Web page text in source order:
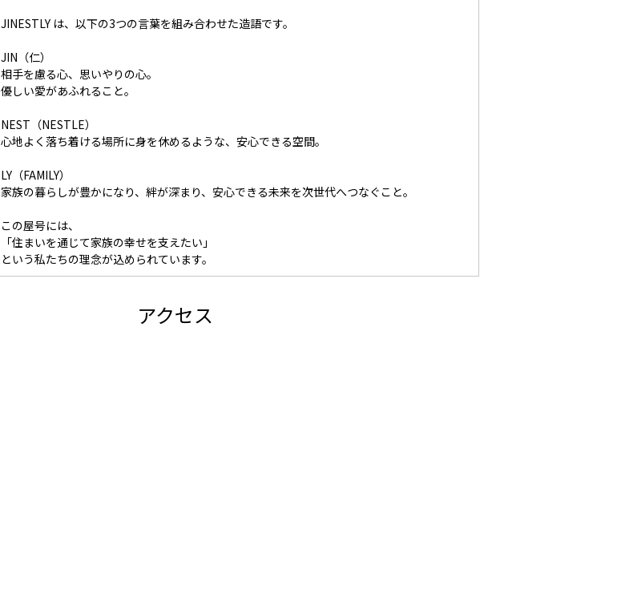
JINESTLY は、以下の3つの言葉を組み合わせた造語です。
JIN（仁）
相手を慮る心、思いやりの心。
優しい愛があふれること。
NEST（NESTLE）
心地よく落ち着ける場所に身を休めるような、安心できる空間。
LY（FAMILY）
家族の暮らしが豊かになり、絆が深まり、安心できる未来を次世代へつなぐこと。
この屋号には、
「住まいを通じて家族の幸せを支えたい」
という私たちの理念が込められています。
アクセス